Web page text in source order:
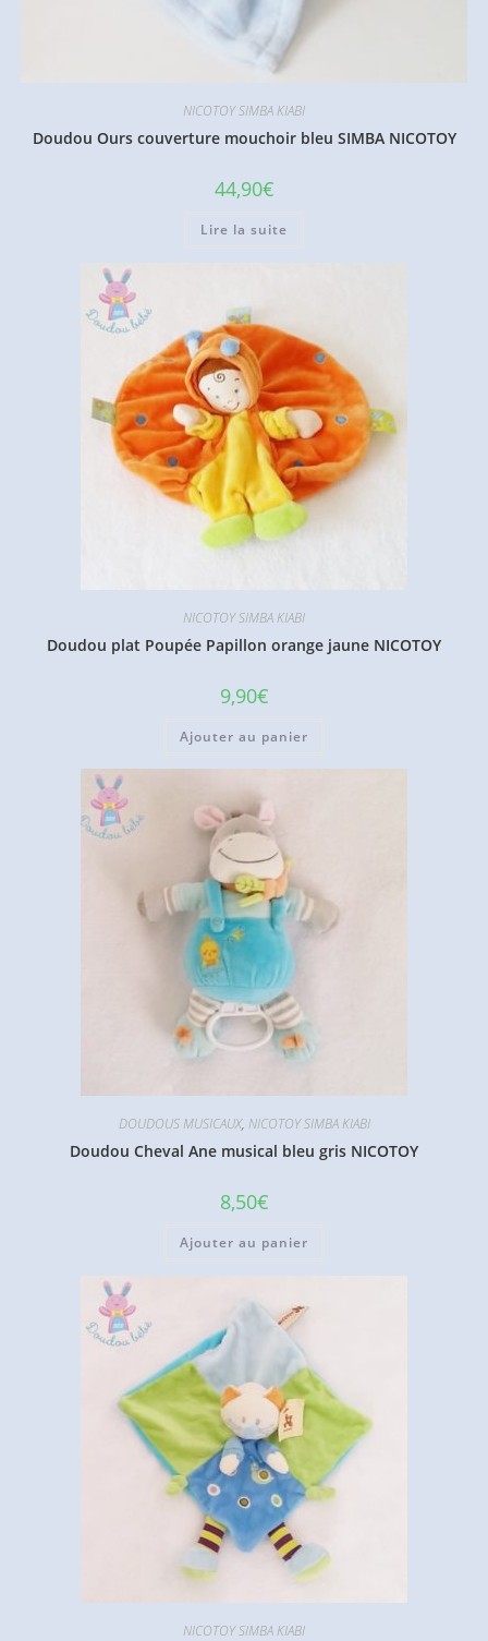
NICOTOY SIMBA KIABI
Doudou Ours couverture mouchoir bleu SIMBA NICOTOY
44,90€
Lire la suite
NICOTOY SIMBA KIABI
Doudou plat Poupée Papillon orange jaune NICOTOY
9,90€
Ajouter au panier
DOUDOUS MUSICAUX, NICOTOY SIMBA KIABI
Doudou Cheval Ane musical bleu gris NICOTOY
8,50€
Ajouter au panier
NICOTOY SIMBA KIABI